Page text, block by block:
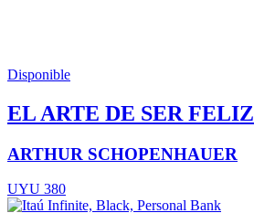
Disponible
EL ARTE DE SER FELIZ
ARTHUR SCHOPENHAUER
UYU 380